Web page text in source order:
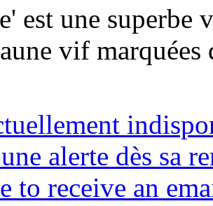
est une superbe
vif marquées
alerte dès sa
to receive an